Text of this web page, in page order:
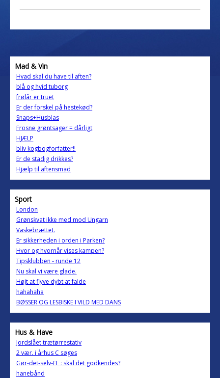
Mad & Vin
Hvad skal du have til aften?
blå og hvid tuborg
frølår er truet
Er der forskel på hestekød?
Snaps+Husblas
Frosne grøntsager = dårligt
HJÆLP
bliv kogbogforfatter!!
Er de stadig drikkes?
Hjælp til aftensmad
Sport
London
Grønskvat ikke med mod Ungarn
Vaskebrættet.
Er sikkerheden i orden i Parken?
Hvor og hvornår vises kampen?
Tipsklubben - runde 12
Nu skal vi være glade.
Højt at flyve dybt at falde
hahahaha
BØSSER OG LESBISKE I VILD MED DANS
Hus & Have
Jordslået trætørrestativ
2 vær. i århus C søges
Gør-det-selv-EL : skal det godkendes?
hanebånd